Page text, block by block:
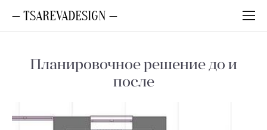
— TSAREVADESIGN —
Планировочное решение до и
после